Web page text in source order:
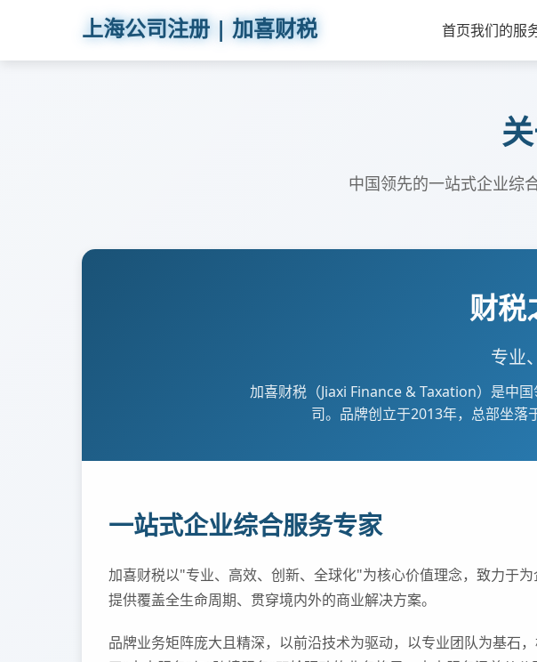
上海公司注册 | 加喜财税 首页我们的服
中国领先的一站式企业综
财税
专业
加喜财税（Jiaxi Finance & Taxation）是中
司。品牌创立于2013年，总部坐落
一站式企业综合服务专家
加喜财税以"专业、高效、创新、全球化"为核心价值理念，致力于为
提供覆盖全生命周期、贯穿境内外的商业解决方案。
品牌业务矩阵庞大且精深，以前沿技术为驱动，以专业团队为基石